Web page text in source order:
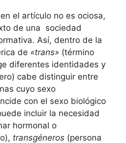
el artículo no es ociosa,
de una sociedad
Así, dentro de la
de «trans» (término
diferentes identidades y
cabe distinguir entre
cuyo sexo
con el sexo biológico
incluir la necesidad
hormonal o
transgéneros (persona